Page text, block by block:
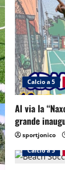
Calcio a 5
Al via la
grande
sportjonico
Calcio a 5